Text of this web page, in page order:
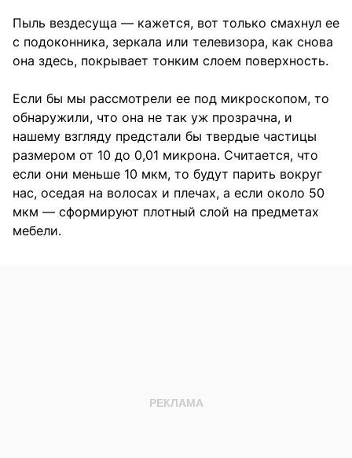
Пыль вездесуща — кажется, вот только смахнул ее
с подоконника, зеркала или телевизора, как снова
она здесь, покрывает тонким слоем поверхность.
Если бы мы рассмотрели ее под микроскопом, то
обнаружили, что она не так уж прозрачна, и
нашему взгляду предстали бы твердые частицы
размером от 10 до 0,01 микрона. Считается, что
если они меньше 10 мкм, то будут парить вокруг
нас, оседая на волосах и плечах, а если около 50
мкм — сформируют плотный слой на предметах
мебели.